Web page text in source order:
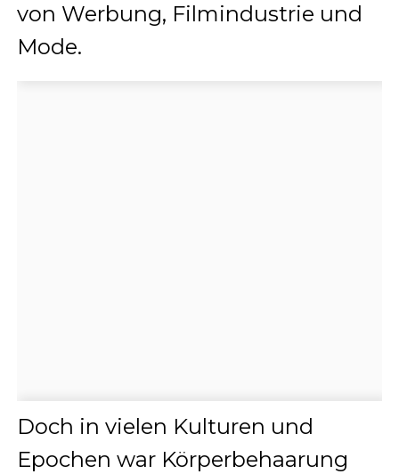
von Werbung, Filmindustrie und
Mode.
Doch in vielen Kulturen und
Epochen war Körperbehaarung